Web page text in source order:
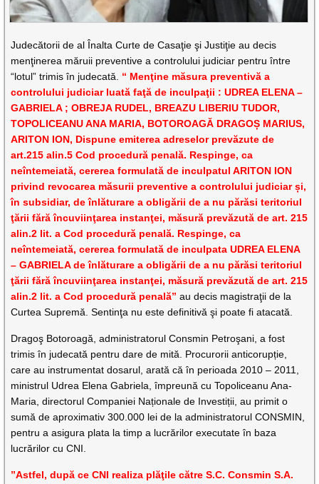
Judecătorii de al Înalta Curte de Casaţie şi Justiţie au decis
menţinerea măruii preventive a controlului judiciar pentru între
“lotul” trimis în judecată. “ Menţine măsura preventivă a
controlului judiciar luată faţă de inculpaţii : UDREA ELENA –
GABRIELA ; OBREJA RUDEL, BREAZU LIBERIU TUDOR,
TOPOLICEANU ANA MARIA, BOTOROAGĂ DRAGOȘ MARIUS,
ARITON ION, Dispune emiterea adreselor prevăzute de
art.215 alin.5 Cod procedură penală. Respinge, ca
neîntemeiată, cererea formulată de inculpatul ARITON ION
privind revocarea măsurii preventive a controlului judiciar și,
în subsidiar, de înlăturare a obligării de a nu părăsi teritoriul
ţării fără încuviinţarea instanţei, măsură prevăzută de art. 215
alin.2 lit. a Cod procedură penală. Respinge, ca
neîntemeiată, cererea formulată de inculpata UDREA ELENA
– GABRIELA de înlăturare a obligării de a nu părăsi teritoriul
ţării fără încuviinţarea instanţei, măsură prevăzută de art. 215
alin.2 lit. a Cod procedură penală” au decis magistraţii de la
Curtea Supremă. Sentinţa nu este definitivă şi poate fi atacată.
Dragoş Botoroagă, administratorul Consmin Petroşani, a fost
trimis în judecată pentru dare de mită. Procurorii anticorupție,
care au instrumentat dosarul, arată că în perioada 2010 – 2011,
ministrul Udrea Elena Gabriela, împreună cu Topoliceanu Ana-
Maria, directorul Companiei Naționale de Investiții, au primit o
sumă de aproximativ 300.000 lei de la administratorul CONSMIN,
pentru a asigura plata la timp a lucrărilor executate în baza
lucrărilor cu CNI.
”Astfel, după ce CNI realiza plăţile către S.C. Consmin S.A.